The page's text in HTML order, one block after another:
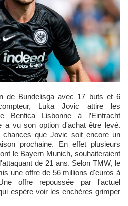
Luka Jovic attire les
Benfica Lisbonne à l’Eintracht
a vu son option d'achat être levé.
que Jovic soit encore un
prochaine. En effet plusieurs
le Bayern Munich, souhaiteraient
de 21 ans. Selon TMW, le
une offre de 56 millions d'euros à
offre repoussée par l'actuel
espère voir les enchères grimper